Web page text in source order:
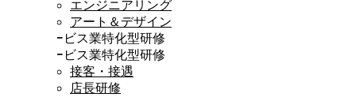
エンジニアリング
アート＆デザイン
サービス業特化型研修
サービス業特化型研修
接客・接遇
店長研修